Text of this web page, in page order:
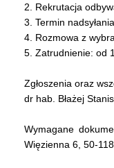
2. Rekrutacja
3. Termin
4. Rozmowa z
5. Zatrudnienie: od
Zgłoszenia oraz
dr hab. Błażej
Wymagane
Więzienna 6, 50-